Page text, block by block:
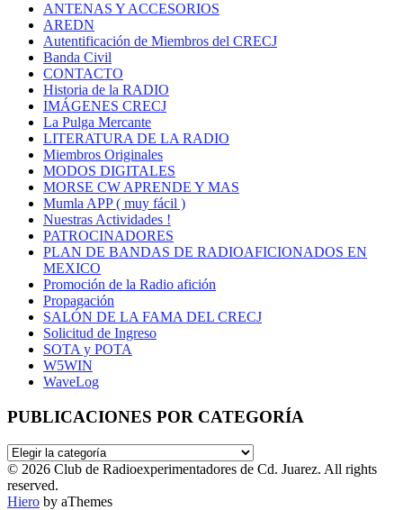
ANTENAS Y ACCESORIOS
AREDN
Autentificación de Miembros del CRECJ
Banda Civil
CONTACTO
Historia de la RADIO
IMÁGENES CRECJ
La Pulga Mercante
LITERATURA DE LA RADIO
Miembros Originales
MODOS DIGITALES
MORSE CW APRENDE Y MAS
Mumla APP ( muy fácil )
Nuestras Actividades !
PATROCINADORES
PLAN DE BANDAS DE RADIOAFICIONADOS EN
MEXICO
Promoción de la Radio afición
Propagación
SALÓN DE LA FAMA DEL CRECJ
Solicitud de Ingreso
SOTA y POTA
W5WIN
WaveLog
PUBLICACIONES POR CATEGORÍA
PUBLICACIONES
POR
CATEGORÍA
© 2026 Club de Radioexperimentadores de Cd. Juarez. All rights
reserved.
Hiero by aThemes